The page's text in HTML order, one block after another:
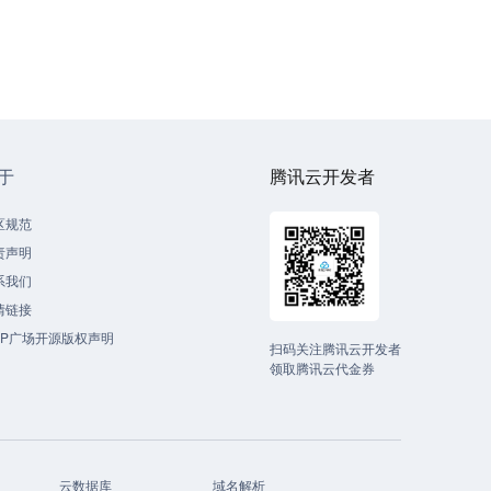
规范
声明
我们
链接
广场开源版权声明
腾讯云开发者
扫码关注腾讯云开发者
领取腾讯云代金券
云数据库 域名解析